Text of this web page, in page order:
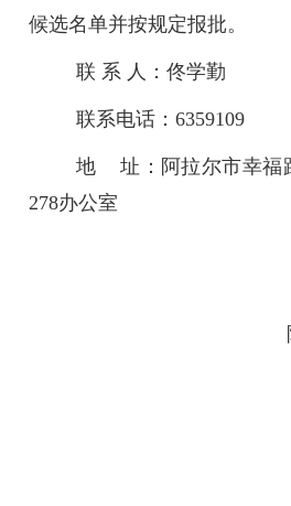
候选名单并按规定报批。
联 系 人：佟学勤
联系电话：6359109
地 址：阿拉尔市幸福
278办公室